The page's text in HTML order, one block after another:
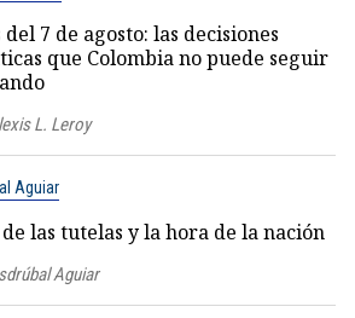
del 7 de agosto: las decisiones
que Colombia no puede seguir
L. Leroy
Aguiar
las tutelas y la hora de la nación
Aguiar